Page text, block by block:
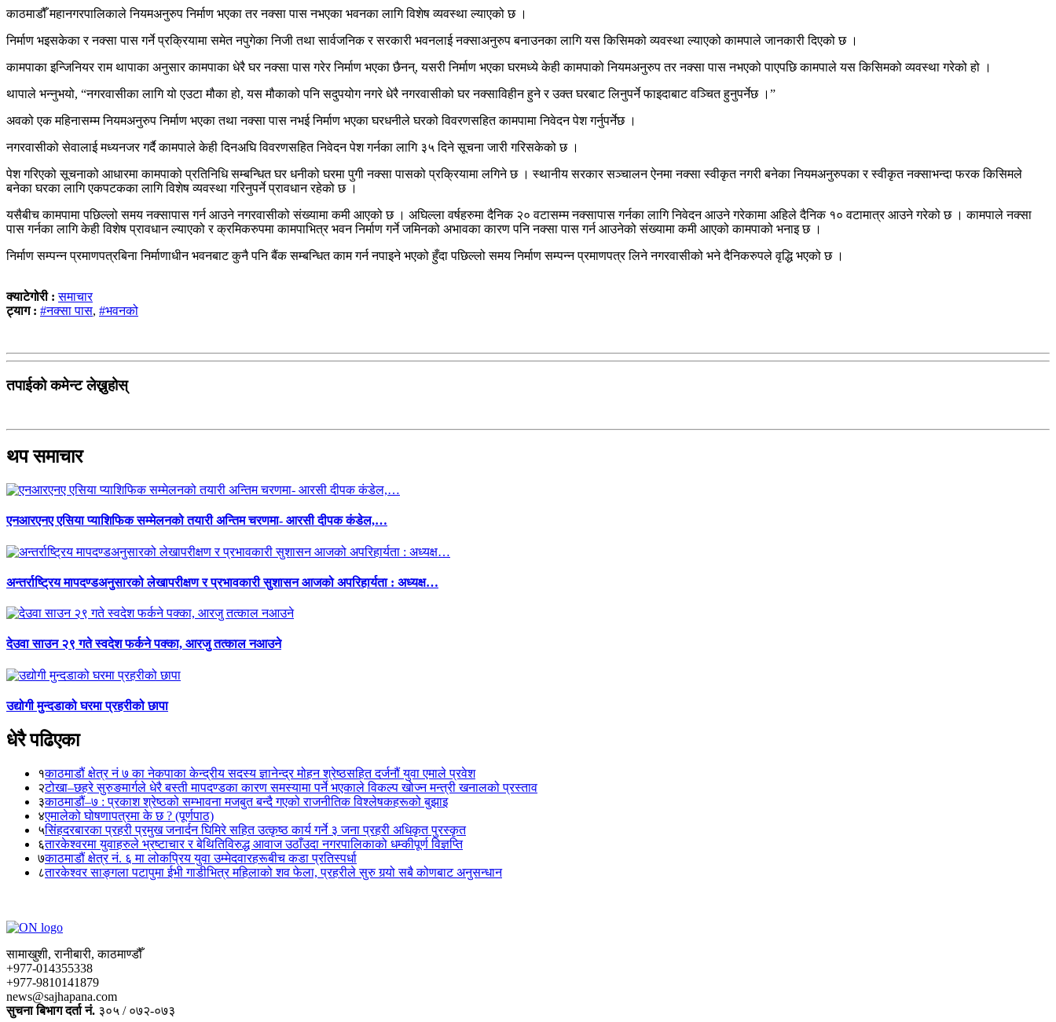
काठमाडौँ महानगरपालिकाले नियमअनुरुप निर्माण भएका तर नक्सा पास नभएका भवनका लागि विशेष व्यवस्था ल्याएको छ ।
निर्माण भइसकेका र नक्सा पास गर्ने प्रक्रियामा समेत नपुगेका निजी तथा सार्वजनिक र सरकारी भवनलाई नक्साअनुरुप बनाउनका लागि यस किसिमको व्यवस्था ल्याएको कामपाले जानकारी दिएको छ ।
कामपाका इन्जिनियर राम थापाका अनुसार कामपाका धेरै घर नक्सा पास गरेर निर्माण भएका छैनन्, यसरी निर्माण भएका घरमध्ये केही कामपाको नियमअनुरुप तर नक्सा पास नभएको पाएपछि कामपाले यस किसिमको व्यवस्था गरेको हो ।
थापाले भन्नुभयो, “नगरवासीका लागि यो एउटा मौका हो, यस मौकाको पनि सदुपयोग नगरे धेरै नगरवासीको घर नक्साविहीन हुने र उक्त घरबाट लिनुपर्ने फाइदाबाट वञ्चित हुनुपर्नेछ ।”
अवको एक महिनासम्म नियमअनुरुप निर्माण भएका तथा नक्सा पास नभई निर्माण भएका घरधनीले घरको विवरणसहित कामपामा निवेदन पेश गर्नुपर्नेछ ।
नगरवासीको सेवालाई मध्यनजर गर्दै कामपाले केही दिनअघि विवरणसहित निवेदन पेश गर्नका लागि ३५ दिने सूचना जारी गरिसकेको छ ।
पेश गरिएको सूचनाको आधारमा कामपाको प्रतिनिधि सम्बन्धित घर धनीको घरमा पुगी नक्सा पासको प्रक्रियामा लगिने छ । स्थानीय सरकार सञ्चालन ऐनमा नक्सा स्वीकृत नगरी बनेका नियमअनुरुपका र स्वीकृत नक्साभन्दा फरक किसिमले
बनेका घरका लागि एकपटकका लागि विशेष व्यवस्था गरिनुपर्ने प्रावधान रहेको छ ।
यसैबीच कामपामा पछिल्लो समय नक्सापास गर्न आउने नगरवासीको संख्यामा कमी आएको छ । अघिल्ला वर्षहरुमा दैनिक २० वटासम्म नक्सापास गर्नका लागि निवेदन आउने गरेकामा अहिले दैनिक १० वटामात्र आउने गरेको छ । कामपाले नक्सा
पास गर्नका लागि केही विशेष प्रावधान ल्याएको र क्रमिकरुपमा कामपाभित्र भवन निर्माण गर्ने जमिनको अभावका कारण पनि नक्सा पास गर्न आउनेको संख्यामा कमी आएको कामपाको भनाइ छ ।
निर्माण सम्पन्न प्रमाणपत्रबिना निर्माणाधीन भवनबाट कुनै पनि बैंक सम्बन्धित काम गर्न नपाइने भएको हुँदा पछिल्लो समय निर्माण सम्पन्न प्रमाणपत्र लिने नगरवासीको भने दैनिकरुपले वृद्धि भएको छ ।
क्याटेगोरी :समाचार
ट्याग : #नक्सा पास, #भवनको
तपाईको कमेन्ट लेख्नुहोस्
थप समाचार
एनआरएनए एसिया प्याशिफिक सम्मेलनको तयारी अन्तिम चरणमा- आरसी दीपक कंडेल,…
अन्तर्राष्ट्रिय मापदण्डअनुसारको लेखापरीक्षण र प्रभावकारी सुशासन आजको अपरिहार्यता : अध्यक्ष…
देउवा साउन २९ गते स्वदेश फर्कने पक्का, आरजु तत्काल नआउने
उद्योगी मुन्दडाको घरमा प्रहरीको छापा
धेरै पढिएका
१काठमाडौं क्षेत्र नं ७ का नेकपाका केन्द्रीय सदस्य ज्ञानेन्द्र मोहन श्रेष्ठसहित दर्जनौं युवा एमाले प्रवेश
२टोखा–छहरे सुरुङमार्गले धेरै बस्ती मापदण्डका कारण समस्यामा पर्ने भएकाले विकल्प खोज्न मन्त्री खनालको प्रस्ताव
३काठमाडौं–७ : प्रकाश श्रेष्ठको सम्भावना मजबुत बन्दै गएको राजनीतिक विश्लेषकहरूको बुझाइ
४एमालेको घोषणापत्रमा के छ ? (पूर्णपाठ)
५सिंहदरबारका प्रहरी प्रमुख जनार्दन घिमिरे सहित उत्कृष्ठ कार्य गर्ने ३ जना प्रहरी अधिकृत पुरस्कृत
६तारकेश्वरमा युवाहरुले भ्रष्टाचार र बेथितिविरुद्ध आवाज उठाँउदा नगरपालिकाको धम्कीपूर्ण विज्ञप्ति
७काठमाडौं क्षेत्र नं. ६ मा लोकप्रिय युवा उम्मेदवारहरूबीच कडा प्रतिस्पर्धा
८तारकेश्वर साङ्गला पटापुमा ईभी गाडीभित्र महिलाको शव फेला, प्रहरीले सुरु गर्‍यो सबै कोणबाट अनुसन्धान
सामाखुशी, रानीबारी, काठमाण्डौँ
+977-014355338
+977-9810141879
news@sajhapana.com
सुचना बिभाग दर्ता नं. ३०५ / ०७२-०७३